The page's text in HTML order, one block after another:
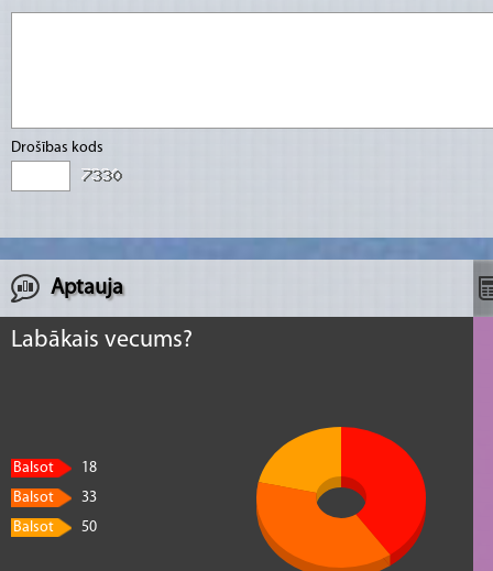
Drošības kods
Aptauja
Labākais vecums?
Balsot
18
Balsot
33
Balsot
50